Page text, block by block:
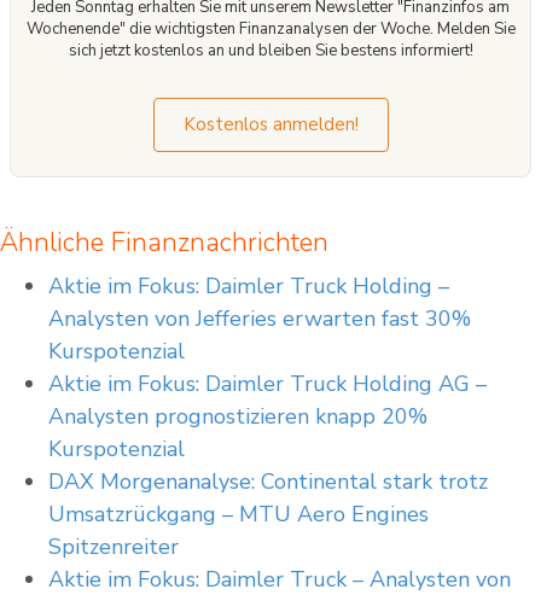
Jeden Sonntag erhalten Sie mit unserem Newsletter "Finanzinfos am
Wochenende" die wichtigsten Finanzanalysen der Woche. Melden Sie
sich jetzt kostenlos an und bleiben Sie bestens informiert!
Kostenlos anmelden!
Ähnliche Finanznachrichten
Aktie im Fokus: Daimler Truck Holding –
Analysten von Jefferies erwarten fast 30%
Kurspotenzial
Aktie im Fokus: Daimler Truck Holding AG –
Analysten prognostizieren knapp 20%
Kurspotenzial
DAX Morgenanalyse: Continental stark trotz
Umsatzrückgang – MTU Aero Engines
Spitzenreiter
Aktie im Fokus: Daimler Truck – Analysten von